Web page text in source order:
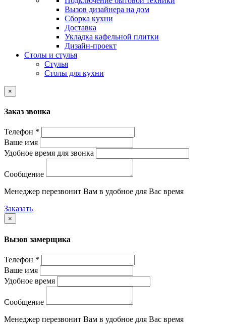
Вызов дизайнера на дом
Сборка кухни
Доставка
Укладка кафельной плитки
Дизайн-проект
Столы и стулья
Стулья
Столы для кухни
×
Заказ звонка
Телефон *
Ваше имя
Удобное время для звонка
Сообщение
Менеджер перезвонит Вам в удобное для Вас время
Заказать
×
Вызов замерщика
Телефон *
Ваше имя
Удобное время
Сообщение
Менеджер перезвонит Вам в удобное для Вас время